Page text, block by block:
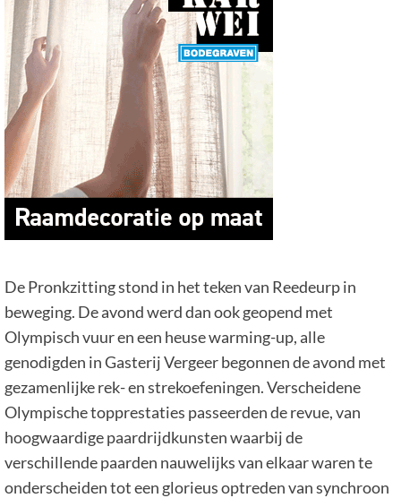
De Pronkzitting stond in het teken van Reedeurp in
beweging. De avond werd dan ook geopend met
Olympisch vuur en een heuse warming-up, alle
genodigden in Gasterij Vergeer begonnen de avond met
gezamenlijke rek- en strekoefeningen. Verscheidene
Olympische topprestaties passeerden de revue, van
hoogwaardige paardrijdkunsten waarbij de
verschillende paarden nauwelijks van elkaar waren te
onderscheiden tot een glorieus optreden van synchroon